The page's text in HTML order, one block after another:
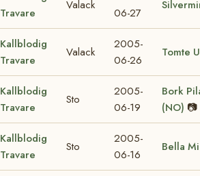
Travare
Valack
06-27
Kallblodig
Travare
Valack
2005-
06-26
Tomte
Kallblodig
Travare
Sto
2005-
06-19
Bork
(NO) 📷
Kallblodig
Travare
Sto
2005-
06-16
Bella